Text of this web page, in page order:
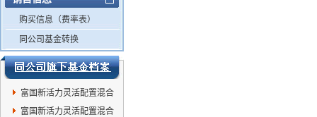
购买信息（费率表）
同公司基金转换
富国新活力灵活配置混合
A
富国新活力灵活配置混合